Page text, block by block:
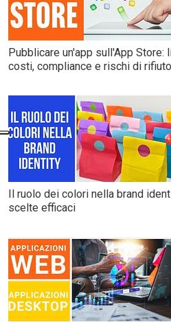
Pubblicare un'app sull'App Store:
costi, compliance e rischi di rifiuto
Il ruolo dei colori nella brand
scelte efficaci